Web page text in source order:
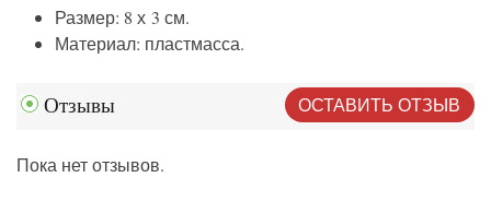
Размер: 8 х 3 см.
Материал: пластмасса.
Отзывы ОСТАВИТЬ ОТЗЫВ
Пока нет отзывов.